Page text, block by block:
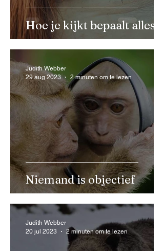
Hoe je kijkt bepaalt alles
Niemand is objectief
Judith Webber
29 aug 2023
2 minuten om te lezen
Judith Webber
20 jul 2023
2 minuten om te lezen